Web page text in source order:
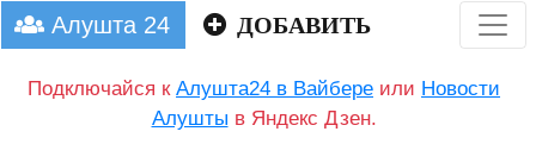
Алушта 24 ДОБАВИТЬ
Подключайся кАлушта24 в Вайбере или Новости
Алушты в Яндекс Дзен.